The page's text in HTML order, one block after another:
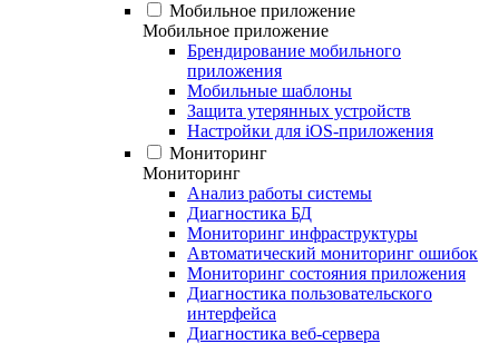
Мобильное приложение
Мобильное приложение
Брендирование мобильного
приложения
Мобильные шаблоны
Защита утерянных устройств
Настройки для iOS-приложения
Мониторинг
Мониторинг
Анализ работы системы
Диагностика БД
Мониторинг инфраструктуры
Автоматический мониторинг ошибок
Мониторинг состояния приложения
Диагностика пользовательского
интерфейса
Диагностика веб-сервера